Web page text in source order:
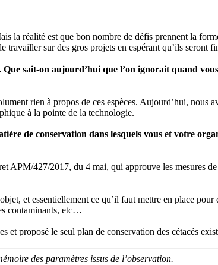
la réalité est que bon nombre de défis prennent la
travailler sur des gros projets en espérant qu’ils seront
sait-on aujourd’hui que l’on ignorait quand
rien à propos de ces espèces. Aujourd’hui, nous
à la pointe de la technologie.
de conservation dans lesquels vous et votre
APM/427/2017, du 4 mai, qui approuve les mesures
et essentiellement ce qu’il faut mettre en place
contaminants, etc…
proposé le seul plan de conservation des cétacés
des paramètres issus de l’observation.